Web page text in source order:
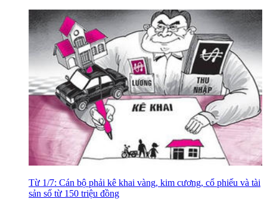
Từ 1/7: Cán bộ phải kê khai vàng, kim cương, cổ phiếu và tài
sản số từ 150 triệu đồng